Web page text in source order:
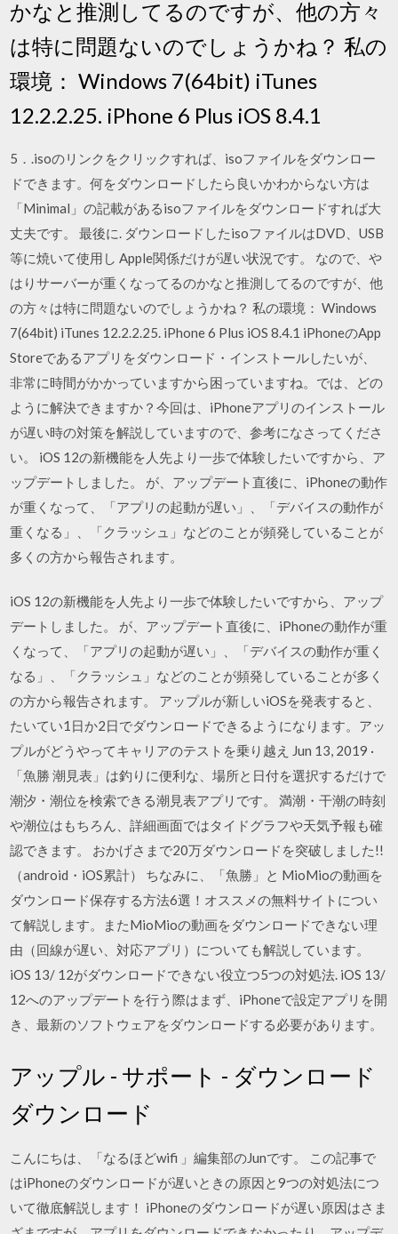
かなと推測してるのですが、他の方々
は特に問題ないのでしょうかね？ 私の
環境： Windows 7(64bit) iTunes
12.2.2.25. iPhone 6 Plus iOS 8.4.1
5．.isoのリンクをクリックすれば、isoファイルをダウンロー
ドできます。何をダウンロードしたら良いかわからない方は
「Minimal」の記載があるisoファイルをダウンロードすれば大
丈夫です。 最後に. ダウンロードしたisoファイルはDVD、USB
等に焼いて使用し Apple関係だけが遅い状況です。 なので、や
はりサーバーが重くなってるのかなと推測してるのですが、他
の方々は特に問題ないのでしょうかね？ 私の環境： Windows
7(64bit) iTunes 12.2.2.25. iPhone 6 Plus iOS 8.4.1 iPhoneのApp
Storeであるアプリをダウンロード・インストールしたいが、
非常に時間がかかっていますから困っていますね。では、どの
ように解決できますか？今回は、iPhoneアプリのインストール
が遅い時の対策を解説していますので、参考になさってくださ
い。 iOS 12の新機能を人先より一歩で体験したいですから、ア
ップデートしました。 が、アップデート直後に、iPhoneの動作
が重くなって、「アプリの起動が遅い」、「デバイスの動作が
重くなる」、「クラッシュ」などのことが頻発していることが
多くの方から報告されます。
iOS 12の新機能を人先より一歩で体験したいですから、アップ
デートしました。 が、アップデート直後に、iPhoneの動作が重
くなって、「アプリの起動が遅い」、「デバイスの動作が重く
なる」、「クラッシュ」などのことが頻発していることが多く
の方から報告されます。 アップルが新しいiOSを発表すると、
たいてい1日か2日でダウンロードできるようになります。アッ
プルがどうやってキャリアのテストを乗り越え Jun 13, 2019 ·
「魚勝 潮見表」は釣りに便利な、場所と日付を選択するだけで
潮汐・潮位を検索できる潮見表アプリです。 満潮・干潮の時刻
や潮位はもちろん、詳細画面ではタイドグラフや天気予報も確
認できます。 おかげさまで20万ダウンロードを突破しました!!
（android・iOS累計） ちなみに、「魚勝」と MioMioの動画を
ダウンロード保存する方法6選！オススメの無料サイトについ
て解説します。またMioMioの動画をダウンロードできない理
由（回線が遅い、対応アプリ）についても解説しています。
iOS 13/ 12がダウンロードできない役立つ5つの対処法. iOS 13/
12へのアップデートを行う際はまず、iPhoneで設定アプリを開
き、最新のソフトウェアをダウンロードする必要があります。
アップル - サポート - ダウンロード
ダウンロード
こんにちは、「なるほどwifi 」編集部のJunです。 この記事で
はiPhoneのダウンロードが遅いときの原因と9つの対処法につ
いて徹底解説します！ iPhoneのダウンロードが遅い原因はさま